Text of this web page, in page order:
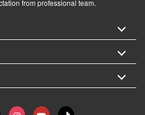
from professional team.